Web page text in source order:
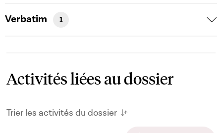
Verbatim 1
Activités liées au dossier
Trier les activités du dossier